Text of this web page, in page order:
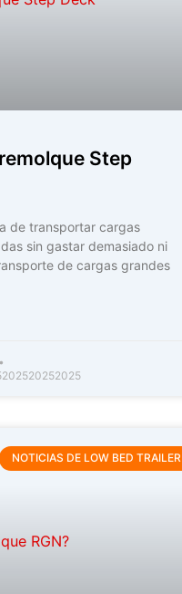
Step
de transportar cargas
sin gastar demasiado ni
de cargas grandes
NOTICIAS DE LOW BED TRAILER